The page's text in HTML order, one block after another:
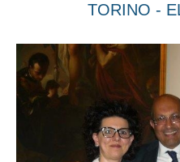
TORINO -